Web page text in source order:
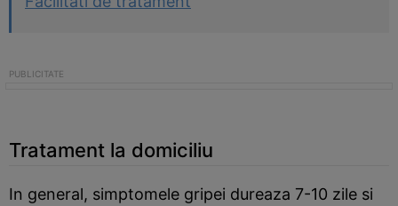
Tratament la domiciliu
In general, simptomele gripei dureaza 7-10 zile si